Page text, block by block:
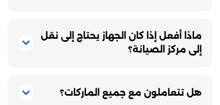
ماذا أفعل إذا كان الجهاز يحتاج إلى نقل
إلى مركز الصيانة؟
هل تتعاملون مع جميع الماركات؟